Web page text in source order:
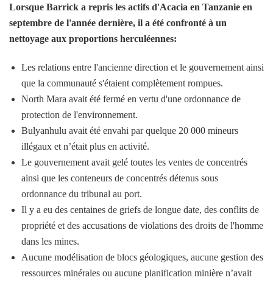
Lorsque Barrick a repris les actifs d'Acacia en Tanzanie en
septembre de l'année dernière, il a été confronté à un
nettoyage aux proportions herculéennes:
Les relations entre l'ancienne direction et le gouvernement ainsi
que la communauté s'étaient complètement rompues.
North Mara avait été fermé en vertu d'une ordonnance de
protection de l'environnement.
Bulyanhulu avait été envahi par quelque 20 000 mineurs
illégaux et n’était plus en activité.
Le gouvernement avait gelé toutes les ventes de concentrés
ainsi que les conteneurs de concentrés détenus sous
ordonnance du tribunal au port.
Il y a eu des centaines de griefs de longue date, des conflits de
propriété et des accusations de violations des droits de l'homme
dans les mines.
Aucune modélisation de blocs géologiques, aucune gestion des
ressources minérales ou aucune planification minière n’avait